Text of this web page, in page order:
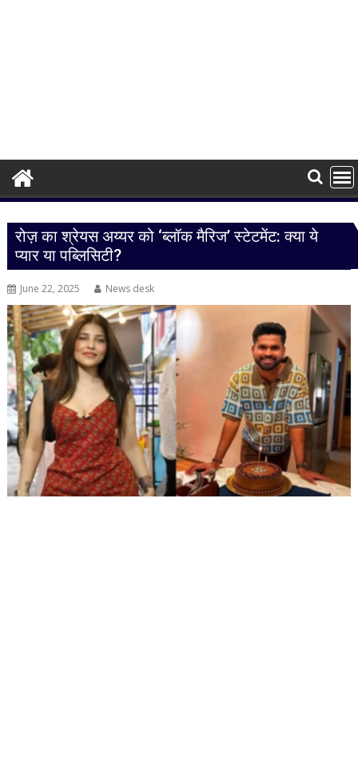
रोज़ का श्रेयस अय्यर को ‘ब्लॉक मैरिज’ स्टेटमेंट: क्या ये
प्यार या पब्लिसिटी?
June 22, 2025 News desk